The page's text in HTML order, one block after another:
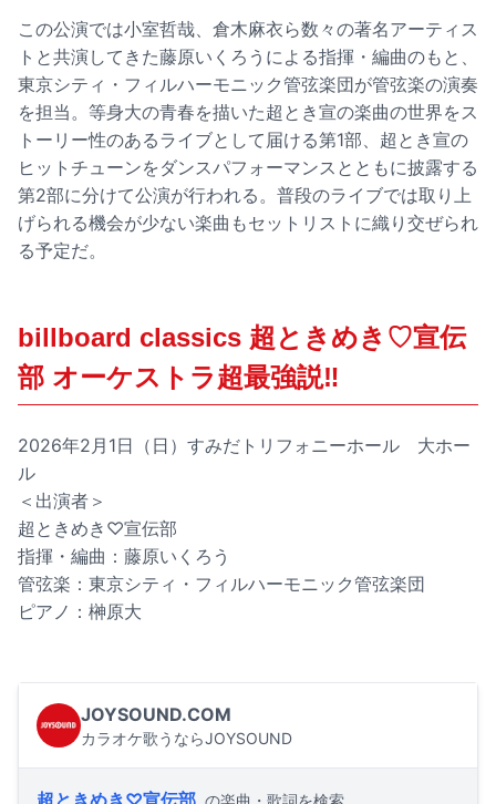
この公演では小室哲哉、倉木麻衣ら数々の著名アーティス
トと共演してきた藤原いくろうによる指揮・編曲のもと、
東京シティ・フィルハーモニック管弦楽団が管弦楽の演奏
を担当。等身大の青春を描いた超とき宣の楽曲の世界をス
トーリー性のあるライブとして届ける第1部、超とき宣の
ヒットチューンをダンスパフォーマンスとともに披露する
第2部に分けて公演が行われる。普段のライブでは取り上
げられる機会が少ない楽曲もセットリストに織り交ぜられ
る予定だ。
billboard classics 超ときめき♡宣伝
部 オーケストラ超最強説‼
2026年2月1日（日）すみだトリフォニーホール 大ホー
ル
＜出演者＞
超ときめき♡宣伝部
指揮・編曲：藤原いくろう
管弦楽：東京シティ・フィルハーモニック管弦楽団
ピアノ：榊原大
JOYSOUND.COM
カラオケ歌うならJOYSOUND